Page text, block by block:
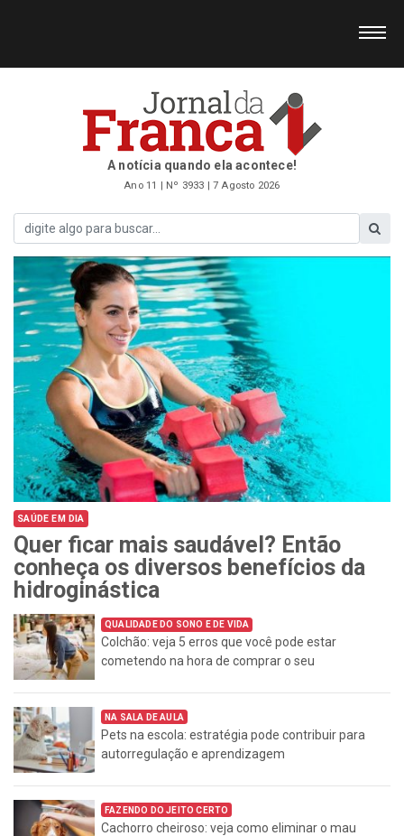
A notícia quando ela acontece!
Ano 11 | Nº 3933 | 7 Agosto 2026
SAÚDE EM DIA
Quer ficar mais saudável? Então
conheça os diversos benefícios da
hidroginástica
QUALIDADE DO SONO E DE VIDA
Colchão: veja 5 erros que você pode estar
cometendo na hora de comprar o seu
NA SALA DE AULA
Pets na escola: estratégia pode contribuir para
autorregulação e aprendizagem
FAZENDO DO JEITO CERTO
Cachorro cheiroso: veja como eliminar o mau